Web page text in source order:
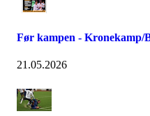
Før kampen - Kronekamp/
21.05.2026